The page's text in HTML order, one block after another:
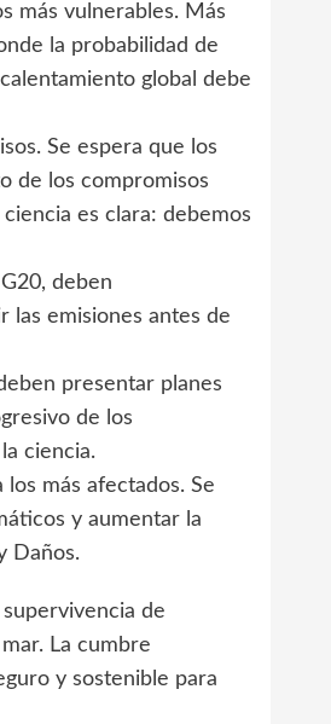
más vulnerables. Más
la probabilidad de
global debe
Se espera que los
de los compromisos
es clara: debemos
deben
las emisiones antes de
presentar planes
de los
ciencia.
más afectados. Se
y aumentar la
Daños.
de
La cumbre
y sostenible para